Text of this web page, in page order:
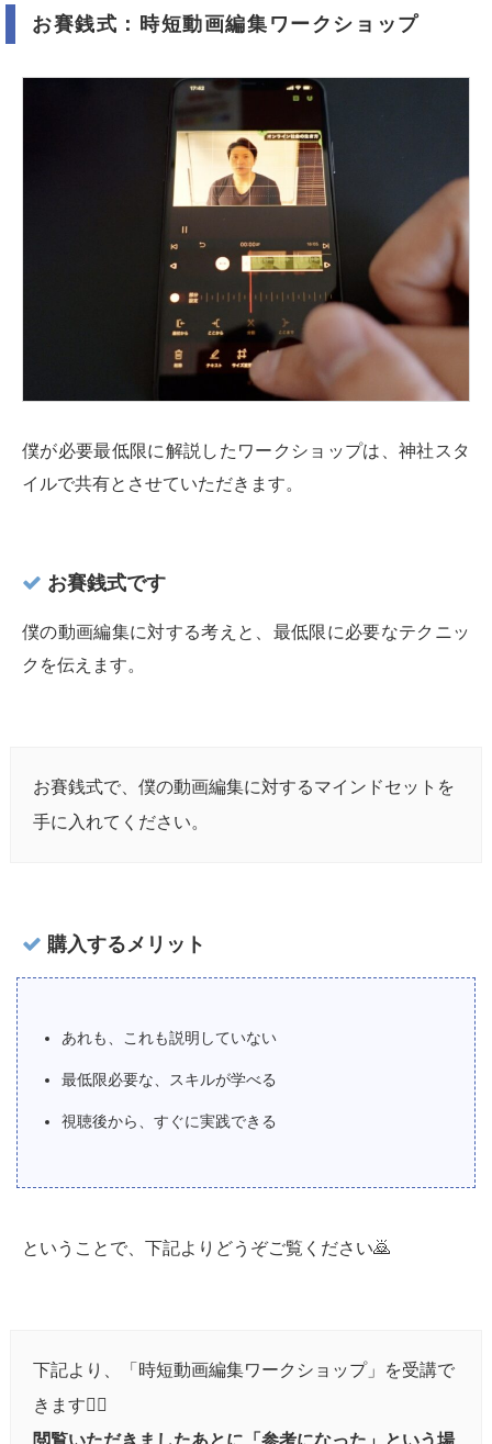
お賽銭式：時短動画編集ワークショップ
僕が必要最低限に解説したワークショップは、神社スタ
イルで共有とさせていただきます。
お賽銭式です
僕の動画編集に対する考えと、最低限に必要なテクニッ
クを伝えます。
お賽銭式で、僕の動画編集に対するマインドセットを
手に入れてください。
購入するメリット
あれも、これも説明していない
最低限必要な、スキルが学べる
視聴後から、すぐに実践できる
ということで、下記よりどうぞご覧ください🙇‍
下記より、「時短動画編集ワークショップ」を受講で
きます💁‍♂️